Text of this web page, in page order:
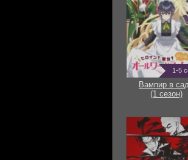
1-5
Вампир в
(1 сезон)